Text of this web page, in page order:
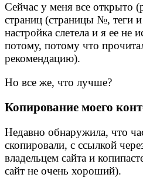
Сейчас у меня все открыто
страниц (страницы №, теги
настройка слетела и я ее не
потому, потому что
рекомендацию).
Но все же, что лучше?
Копирование моего
Недавно обнаружила, что
скопировали, с ссылкой
владельцем сайта и
сайт не очень хороший).